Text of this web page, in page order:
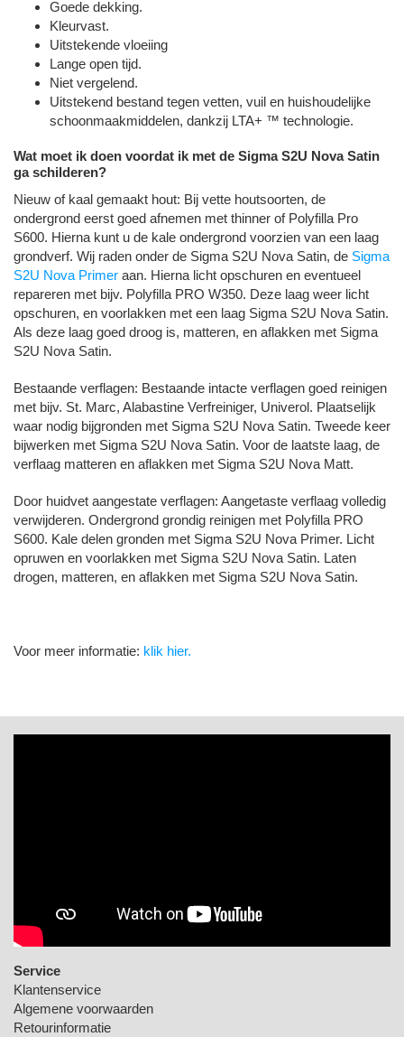
Goede dekking.
Kleurvast.
Uitstekende vloeiing
Lange open tijd.
Niet vergelend.
Uitstekend bestand tegen vetten, vuil en huishoudelijke
schoonmaakmiddelen, dankzij LTA+ ™ technologie.
Wat moet ik doen voordat ik met de Sigma S2U Nova Satin
ga schilderen?
Nieuw of kaal gemaakt hout: Bij vette houtsoorten, de
ondergrond eerst goed afnemen met thinner of Polyfilla Pro
S600. Hierna kunt u de kale ondergrond voorzien van een laag
grondverf. Wij raden onder de Sigma S2U Nova Satin, de Sigma
S2U Nova Primer aan. Hierna licht opschuren en eventueel
repareren met bijv. Polyfilla PRO W350. Deze laag weer licht
opschuren, en voorlakken met een laag Sigma S2U Nova Satin.
Als deze laag goed droog is, matteren, en aflakken met Sigma
S2U Nova Satin.
Bestaande verflagen: Bestaande intacte verflagen goed reinigen
met bijv. St. Marc, Alabastine Verfreiniger, Univerol. Plaatselijk
waar nodig bijgronden met Sigma S2U Nova Satin. Tweede keer
bijwerken met Sigma S2U Nova Satin. Voor de laatste laag, de
verflaag matteren en aflakken met Sigma S2U Nova Matt.
Door huidvet aangestate verflagen: Aangetaste verflaag volledig
verwijderen. Ondergrond grondig reinigen met Polyfilla PRO
S600. Kale delen gronden met Sigma S2U Nova Primer. Licht
opruwen en voorlakken met Sigma S2U Nova Satin. Laten
drogen, matteren, en aflakken met Sigma S2U Nova Satin.
Voor meer informatie: klik hier.
Service
Klantenservice
Algemene voorwaarden
Retourinformatie